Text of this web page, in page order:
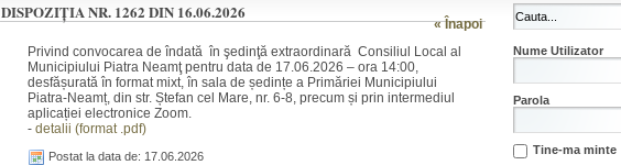
« Înapoi
DISPOZIȚIA NR. 1262 DIN 16.06.2026
Privind convocarea de îndată în şedinţă extraordinară Consiliul Local al
Municipiului Piatra Neamţ pentru data de 17.06.2026 – ora 14:00,
desfășurată în format mixt, în sala de ședințe a Primăriei Municipiului
Piatra-Neamț, din str. Ștefan cel Mare, nr. 6-8, precum și prin intermediul
aplicației electronice Zoom.
- detalii (format .pdf)
Postat la data de: 17.06.2026
Nume Utilizator
Parola
Tine-ma minte